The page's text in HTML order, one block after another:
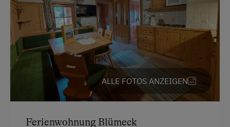
Wiener Küche
eigene Trinkwasserquelle
Österreichische Spezialitäten
Übernachtung mit Frühstück
Übernachtung mit Halbpension
ALLE FOTOS ANZEIGEN
Ferienwohnung Blümeck